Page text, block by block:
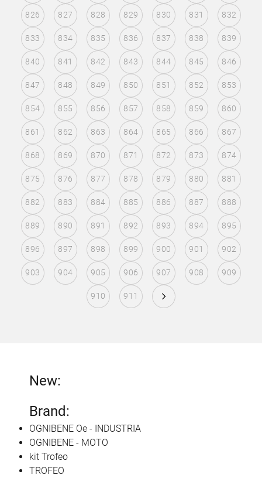
826 827 828 829 830 831 832
833 834 835 836 837 838 839
840 841 842 843 844 845 846
847 848 849 850 851 852 853
854 855 856 857 858 859 860
861 862 863 864 865 866 867
868 869 870 871 872 873 874
875 876 877 878 879 880 881
882 883 884 885 886 887 888
889 890 891 892 893 894 895
896 897 898 899 900 901 902
903 904 905 906 907 908 909
910 911
New:
Brand:
OGNIBENE Oe - INDUSTRIA
OGNIBENE - MOTO
kit Trofeo
TROFEO